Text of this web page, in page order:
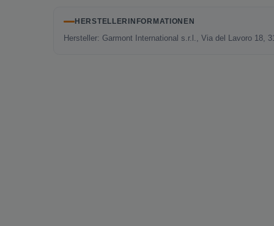
HERSTELLERINFORMATIONEN
Hersteller: Garmont International s.r.l., Via del Lavoro 18,